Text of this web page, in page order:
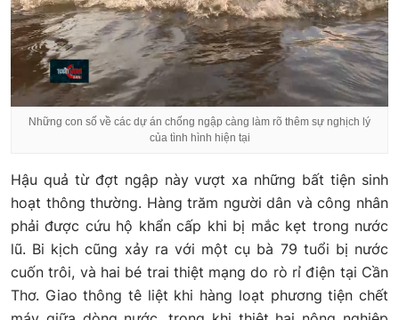
Những con số về các dự án chống ngập càng làm rõ thêm sự nghịch lý
của tình hình hiện tại
Hậu quả từ đợt ngập này vượt xa những bất tiện sinh
hoạt thông thường. Hàng trăm người dân và công nhân
phải được cứu hộ khẩn cấp khi bị mắc kẹt trong nước
lũ. Bi kịch cũng xảy ra với một cụ bà 79 tuổi bị nước
cuốn trôi, và hai bé trai thiệt mạng do rò rỉ điện tại Cần
Thơ. Giao thông tê liệt khi hàng loạt phương tiện chết